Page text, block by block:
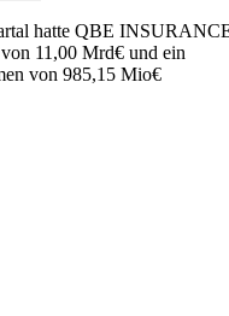
hatte QBE
11,00 Mrd€ und ein
von 985,15 Mio€